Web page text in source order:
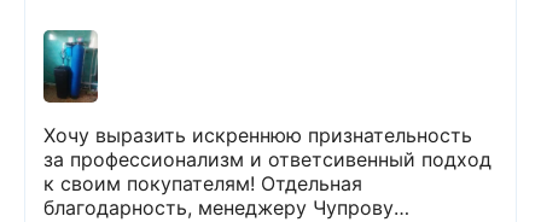
Хочу выразить искреннюю признательность
за профессионализм и ответсивенный подход
к своим покупателям! Отдельная
благодарность, менеджеру Чупрову